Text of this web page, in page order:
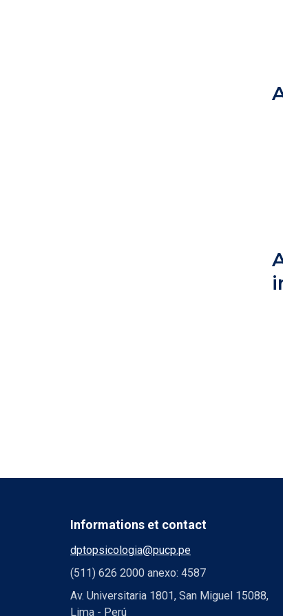
Informations et contact
dptopsicologia@pucp.pe
(511) 626 2000 anexo: 4587
Av. Universitaria 1801, San Miguel 15088,
Lima - Perú